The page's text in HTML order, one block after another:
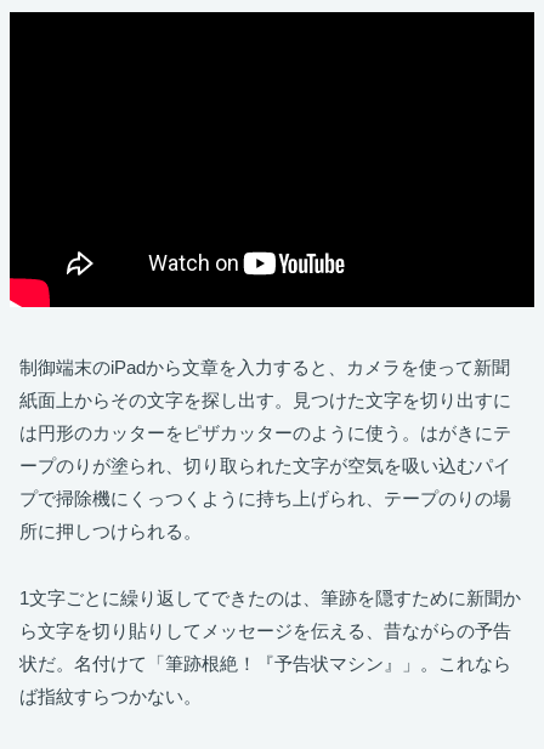
制御端末のiPadから文章を入力すると、カメラを使って新聞
紙面上からその文字を探し出す。見つけた文字を切り出すに
は円形のカッターをピザカッターのように使う。はがきにテ
ープのりが塗られ、切り取られた文字が空気を吸い込むパイ
プで掃除機にくっつくように持ち上げられ、テープのりの場
所に押しつけられる。
1文字ごとに繰り返してできたのは、筆跡を隠すために新聞か
ら文字を切り貼りしてメッセージを伝える、昔ながらの予告
状だ。名付けて「筆跡根絶！『予告状マシン』」。これなら
ば指紋すらつかない。